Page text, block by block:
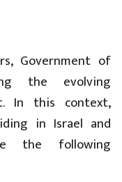
Government of
the evolving
In this context,
in Israel and
the following